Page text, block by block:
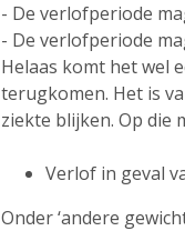
- De verlofperiode
- De verlofperiode
Helaas komt het wel
terugkomen. Het is
ziekte blijken. Op die
Verlof in geval
Onder ‘andere